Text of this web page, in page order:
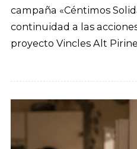
campaña «Céntimos
continuidad a las
proyecto Vincles Alt